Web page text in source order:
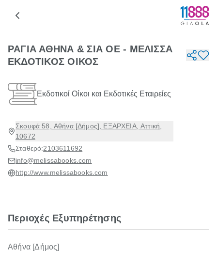
ΡΑΓΙΑ ΑΘΗΝΑ & ΣΙΑ ΟΕ - ΜΕΛΙΣΣΑ
ΕΚΔΟΤΙΚΟΣ ΟΙΚΟΣ
Εκδοτικοί Οίκοι και Εκδοτικές Εταιρείες
Σκουφά 58, Αθήνα [Δήμος], ΕΞΑΡΧΕΙΑ, Αττική,
10672
Σταθερό:2103611692
info@melissabooks.com
http://www.melissabooks.com
Περιοχές Εξυπηρέτησης
Αθήνα [Δήμος]